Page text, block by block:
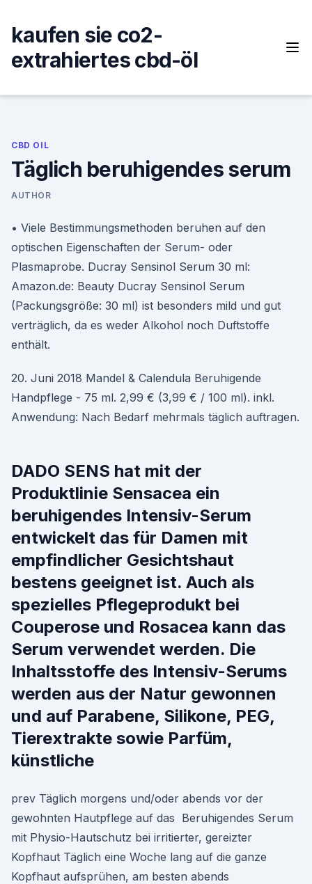
content
kaufen sie co2-
extrahiertes cbd-öl
CBD OIL
Täglich beruhigendes serum
AUTHOR
• Viele Bestimmungsmethoden beruhen auf den
optischen Eigenschaften der Serum- oder
Plasmaprobe. Ducray Sensinol Serum 30 ml:
Amazon.de: Beauty Ducray Sensinol Serum
(Packungsgröße: 30 ml) ist besonders mild und gut
verträglich, da es weder Alkohol noch Duftstoffe
enthält.
20. Juni 2018 Mandel & Calendula Beruhigende
Handpflege - 75 ml. 2,99 € (3,99 € / 100 ml). inkl.
Anwendung: Nach Bedarf mehrmals täglich auftragen.
DADO SENS hat mit der
Produktlinie Sensacea ein
beruhigendes Intensiv-Serum
entwickelt das für Damen mit
empfindlicher Gesichtshaut
bestens geeignet ist. Auch als
spezielles Pflegeprodukt bei
Couperose und Rosacea kann das
Serum verwendet werden. Die
Inhaltsstoffe des Intensiv-Serums
werden aus der Natur gewonnen
und auf Parabene, Silikone, PEG,
Tierextrakte sowie Parfüm,
künstliche
prev Täglich morgens und/oder abends vor der
gewohnten Hautpflege auf das Beruhigendes Serum
mit Physio-Hautschutz bei irritierter, gereizter
Kopfhaut Täglich eine Woche lang auf die ganze
Kopfhaut aufsprühen, am besten abends